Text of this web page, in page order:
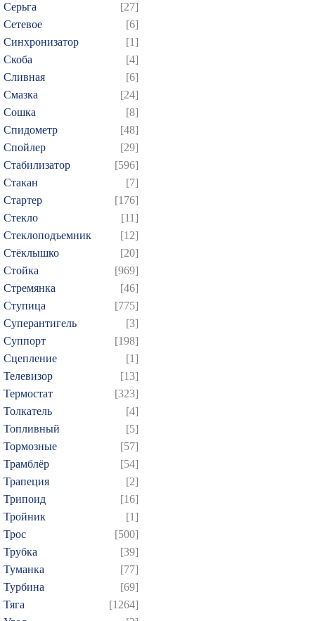
Серьга
[27]
Сетевое
[6]
Синхронизатор
[1]
Скоба
[4]
Сливная
[6]
Смазка
[24]
Сошка
[8]
Спидометр
[48]
Спойлер
[29]
Стабилизатор
[596]
Стакан
[7]
Стартер
[176]
Стекло
[11]
Стеклоподъемник
[12]
Стёклышко
[20]
Стойка
[969]
Стремянка
[46]
Ступица
[775]
Суперантигель
[3]
Суппорт
[198]
Сцепление
[1]
Телевизор
[13]
Термостат
[323]
Толкатель
[4]
Топливный
[5]
Тормозные
[57]
Трамблёр
[54]
Трапеция
[2]
Трипоид
[16]
Тройник
[1]
Трос
[500]
Трубка
[39]
Туманка
[77]
Турбина
[69]
Тяга
[1264]